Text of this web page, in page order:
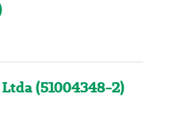
(51004348-2)